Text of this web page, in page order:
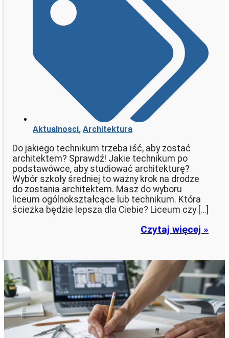
Aktualnosci, Architektura
Do jakiego technikum trzeba iść, aby zostać
architektem? Sprawdź! Jakie technikum po
podstawówce, aby studiować architekturę?
Wybór szkoły średniej to ważny krok na drodze
do zostania architektem. Masz do wyboru
liceum ogólnokształcące lub technikum. Która
ścieżka będzie lepsza dla Ciebie? Liceum czy […]
Czytaj więcej »